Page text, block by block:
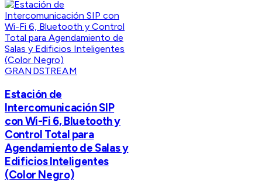
GRANDSTREAM
Estación de
Intercomunicación SIP
con Wi-Fi 6, Bluetooth y
Control Total para
Agendamiento de Salas y
Edificios Inteligentes
(Color Negro)